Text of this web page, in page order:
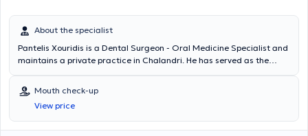
About the specialist
Pantelis Xouridis is a Dental Surgeon - Oral Medicine Specialist and
maintains a private practice in Chalandri. He has served as the
General Hospital and possesses extensive experience in oral
medicine, having worked in this field for many years. In his practice,
he addresses all diseases appearing in the oral and jaw areas.
Some of the most common conditions treated include aphthous
Mouth check-up
View price